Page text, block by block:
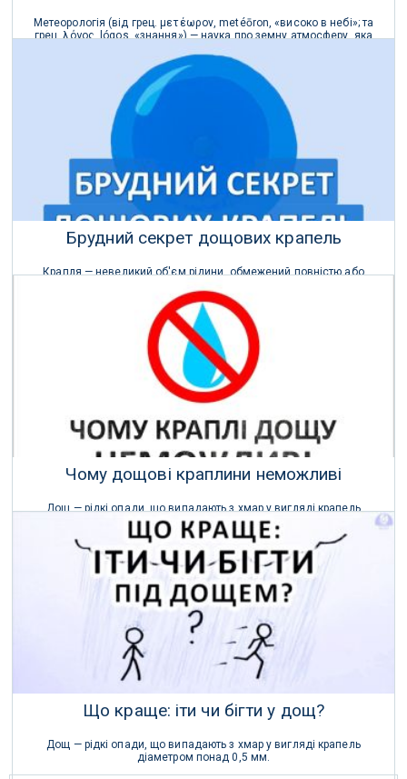
Метеорологія (від грец. μετέωρον, metéōron, «високо в небі»; та
грец. λόγος, lógos, «знання») — наука про земну атмосферу, яка
03 Лютого 2023 р.
Брудний секрет дощових крапель
Крапля — невеликий об'єм рідини, обмежений повністю або
13 Грудня 2018 р.
Чому дощові краплини неможливі
Дощ — рідкі опади, що випадають з хмар у вигляді крапель
діаметром понад 0,5 мм.
Що краще: іти чи бігти у дощ?
Дощ — рідкі опади, що випадають з хмар у вигляді крапель
діаметром понад 0,5 мм.